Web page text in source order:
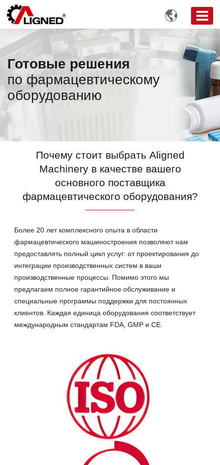

Готовые решения
по фармацевтическому
оборудованию
Почему стоит выбрать Aligned
Machinery в качестве вашего
основного поставщика
фармацевтического оборудования?
Более 20 лет комплексного опыта в области
фармацевтического машиностроения позволяют нам
предоставлять полный цикл услуг: от проектирования до
интеграции производственных систем в ваши
производственные процессы. Помимо этого мы
предлагаем полное гарантийное обслуживание и
специальные программы поддержки для постоянных
клиентов. Каждая единица оборудования соответствует
международным стандартам FDA, GMP и CE.